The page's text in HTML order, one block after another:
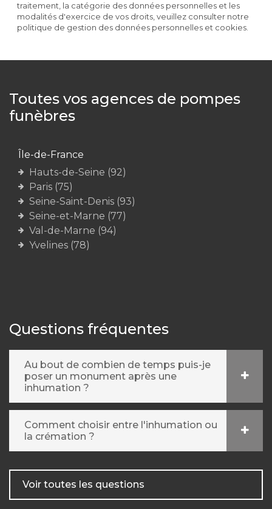
traitement, la catégorie des données personnelles et les
modalités d'exercice de vos droits, veuillez consulter notre
politique de gestion des données personnelles et cookies.
Toutes vos agences de pompes
funèbres
Île-de-France
Hauts-de-Seine (92)
Paris (75)
Seine-Saint-Denis (93)
Seine-et-Marne (77)
Val-de-Marne (94)
Yvelines (78)
Questions fréquentes
Au bout de combien de temps puis-je
poser un monument après une
inhumation ?
Comment choisir entre l'inhumation ou
la crémation ?
Voir toutes les questions